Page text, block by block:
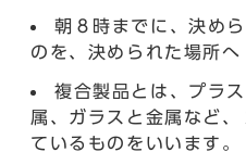
朝８時までに、決め
のを、決められた場所へ
複合製品とは、プラ
属、ガラスと金属など
ているものをいいます。